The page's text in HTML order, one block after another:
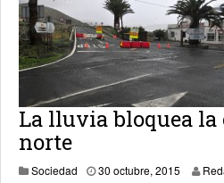
La lluvia bloquea la
norte
Sociedad 30 octubre, 2015 2